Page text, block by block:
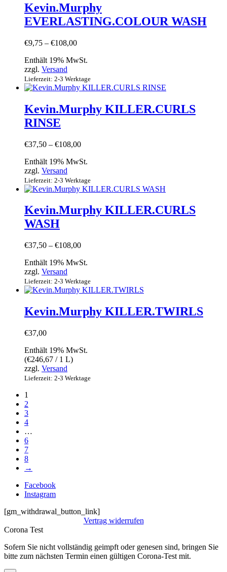
Kevin.Murphy
EVERLASTING.COLOUR WASH
€9,75 – €108,00Preisspanne:
bis
Enthält 19% MwSt.
zzgl. Versand
Lieferzeit: 2-3 Werktage
Kevin.Murphy KILLER.CURLS
RINSE
€37,50 – €108,00Preisspanne:
bis
Enthält 19% MwSt.
zzgl. Versand
Lieferzeit: 2-3 Werktage
Kevin.Murphy KILLER.CURLS
WASH
€37,50 – €108,00Preisspanne:
bis
Enthält 19% MwSt.
zzgl. Versand
Lieferzeit: 2-3 Werktage
Kevin.Murphy KILLER.TWIRLS
€37,00
Enthält 19% MwSt.
(€246,67 / 1 L)
zzgl. Versand
Lieferzeit: 2-3 Werktage
1
2
3
4
…
6
7
8
→
Facebook
Instagram
[gm_withdrawal_button_link]
Vertrag widerrufen
Corona Test
Sofern Sie nicht vollständig geimpft oder genesen sind, bringen Sie
bitte zum nächsten Termin einen gültigen Corona-Test mit.